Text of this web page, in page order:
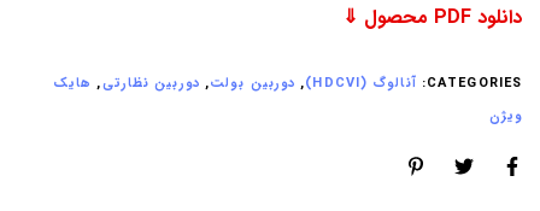
دانلود PDF محصول ⇓
CATEGORIES: آنالوگ (HDCVI) , دوربین بولت, دوربین نظارتی, هایک
ویژن